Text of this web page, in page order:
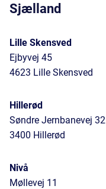
Sjælland
Lille Skensved
Ejbyvej 45
4623 Lille Skensved
Hillerød
Søndre Jernbanevej 32
3400 Hillerød
Nivå
Møllevej 11